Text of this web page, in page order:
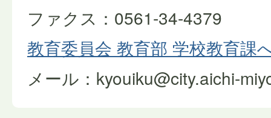
ファクス：0561-34-4379
教育委員会 教育部 学校教育課
メール：kyouiku@city.aichi-